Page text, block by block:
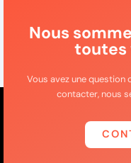
Nous
toutes
Vous avez une question
contacter, nous